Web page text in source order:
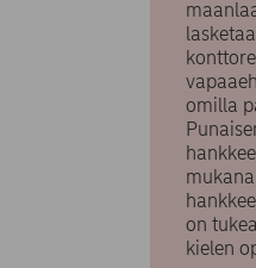
omilla
on
kielen